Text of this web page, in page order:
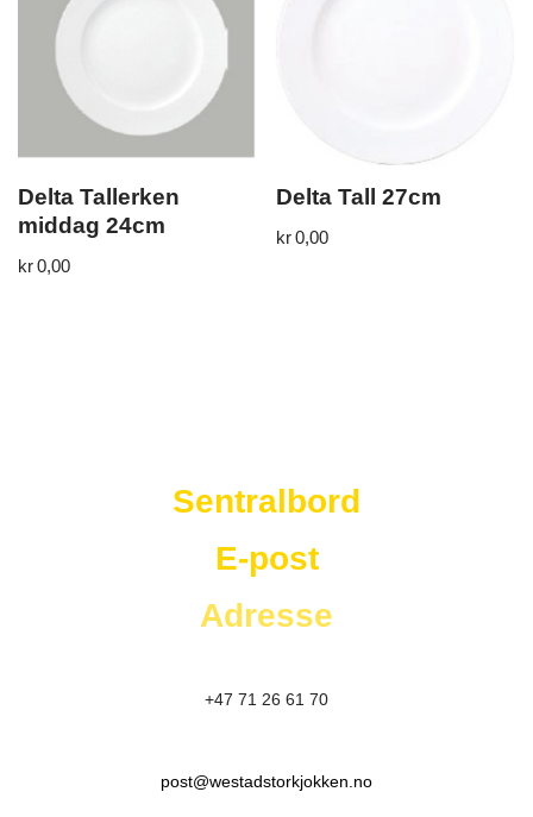
Delta Tallerken
middag 24cm
kr0,00
Delta Tall 27cm
kr0,00
Sentralbord
E-post
Adresse
+47 71 26 61 70
post@westadstorkjokken.no